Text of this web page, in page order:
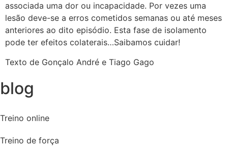
associada uma dor ou incapacidade. Por vezes uma
lesão deve-se a erros cometidos semanas ou até meses
anteriores ao dito episódio. Esta fase de isolamento
pode ter efeitos colaterais…Saibamos cuidar!
Texto de Gonçalo André e Tiago Gago
blog
Treino online
Treino de força